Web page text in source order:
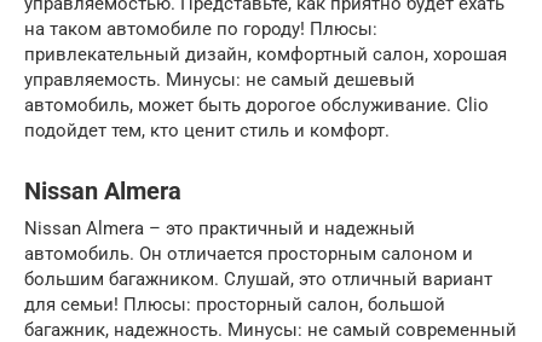
на таком автомобиле по городу! Плюсы:
привлекательный дизайн, комфортный салон, хорошая
управляемость. Минусы: не самый дешевый
автомобиль, может быть дорогое обслуживание. Clio
подойдет тем, кто ценит стиль и комфорт.
Nissan Almera
Nissan Almera – это практичный и надежный
автомобиль. Он отличается просторным салоном и
большим багажником. Слушай, это отличный вариант
для семьи! Плюсы: просторный салон, большой
багажник, надежность. Минусы: не самый современный